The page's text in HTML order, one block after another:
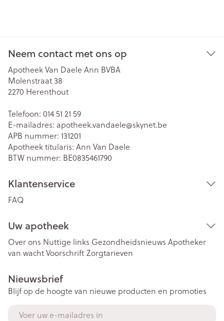
Neem contact met ons op
Apotheek Van Daele Ann BVBA
Molenstraat 38
2270 Herenthout
Telefoon: 014 51 21 59
E-mailadres: apotheek.vandaele@skynet.be
APB nummer: 131201
Apotheek titularis: Ann Van Daele
BTW nummer: BE0835461790
Klantenservice
FAQ
Uw apotheek
Over ons Nuttige links Gezondheidsnieuws Apotheker
van wachtVoorschriftZorgtarieven
Nieuwsbrief
Blijf op de hoogte van nieuwe producten en promoties